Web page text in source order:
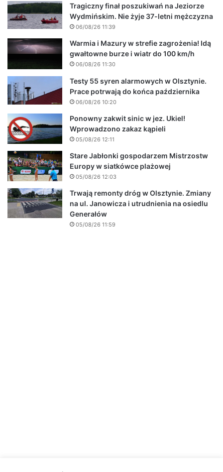
Tragiczny finał poszukiwań na Jeziorze
Wydmińskim. Nie żyje 37-letni mężczyzna
06/08/26 11:39
Warmia i Mazury w strefie zagrożenia! Idą
gwałtowne burze i wiatr do 100 km/h
06/08/26 11:30
Testy 55 syren alarmowych w Olsztynie.
Prace potrwają do końca października
06/08/26 10:20
Ponowny zakwit sinic w jez. Ukiel!
Wprowadzono zakaz kąpieli
05/08/26 12:11
Stare Jabłonki gospodarzem Mistrzostw
Europy w siatkówce plażowej
05/08/26 12:03
Trwają remonty dróg w Olsztynie. Zmiany
na ul. Janowicza i utrudnienia na osiedlu
Generałów
05/08/26 11:59